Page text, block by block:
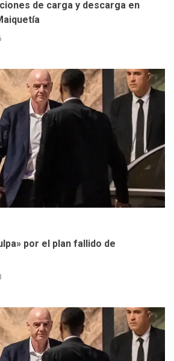
Instituciones estadales se
suman al Plan Agosto de
ÚLTIMA HORA
Concejo Municipal de
Mariño respalda a Cámara
de Comercio para reforma
de Ley de Puerto Libre
de carga y descarga en
por el plan fallido de